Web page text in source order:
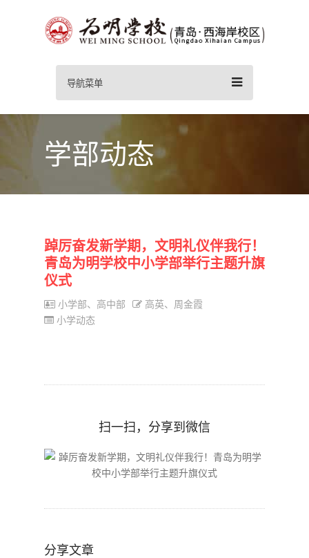
导航菜单
学部动态
踔厉奋发新学期，文明礼仪伴我行！
青岛为明学校中小学部举行主题升旗
仪式
小学部、高中部
高英、周金霞
小学动态
扫一扫，分享到微信
分享文章